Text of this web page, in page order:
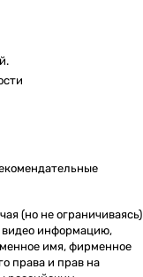
(но не ограничиваясь)
видео информацию,
имя, фирменное
права и прав на